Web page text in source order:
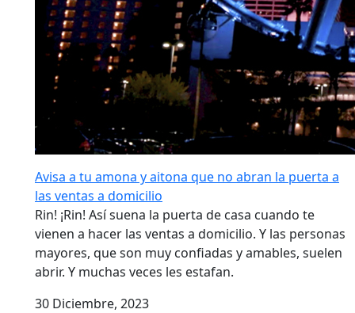
Avisa a tu amona y aitona que no abran la puerta a
las ventas a domicilio
Rin! ¡Rin! Así suena la puerta de casa cuando te
vienen a hacer las ventas a domicilio. Y las personas
mayores, que son muy confiadas y amables, suelen
abrir. Y muchas veces les estafan.
30 Diciembre, 2023